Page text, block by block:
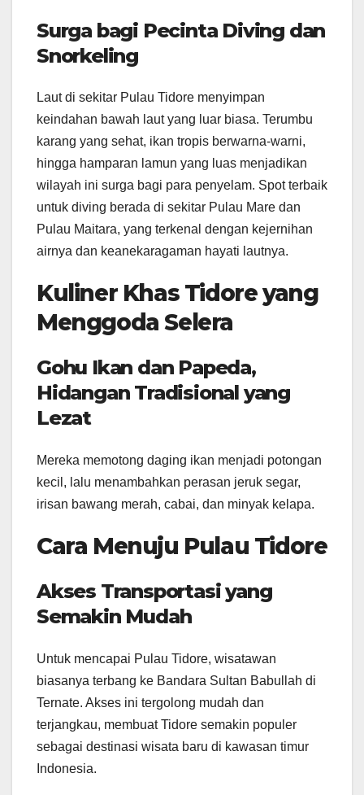
Surga bagi Pecinta Diving dan
Snorkeling
Laut di sekitar Pulau Tidore menyimpan
keindahan bawah laut yang luar biasa. Terumbu
karang yang sehat, ikan tropis berwarna-warni,
hingga hamparan lamun yang luas menjadikan
wilayah ini surga bagi para penyelam. Spot terbaik
untuk diving berada di sekitar Pulau Mare dan
Pulau Maitara, yang terkenal dengan kejernihan
airnya dan keanekaragaman hayati lautnya.
Kuliner Khas Tidore yang
Menggoda Selera
Gohu Ikan dan Papeda,
Hidangan Tradisional yang
Lezat
Mereka memotong daging ikan menjadi potongan
kecil, lalu menambahkan perasan jeruk segar,
irisan bawang merah, cabai, dan minyak kelapa.
Cara Menuju Pulau Tidore
Akses Transportasi yang
Semakin Mudah
Untuk mencapai Pulau Tidore, wisatawan
biasanya terbang ke Bandara Sultan Babullah di
Ternate. Akses ini tergolong mudah dan
terjangkau, membuat Tidore semakin populer
sebagai destinasi wisata baru di kawasan timur
Indonesia.